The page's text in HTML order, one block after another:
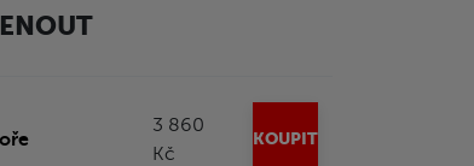
3 860
Kč
KOUPIT